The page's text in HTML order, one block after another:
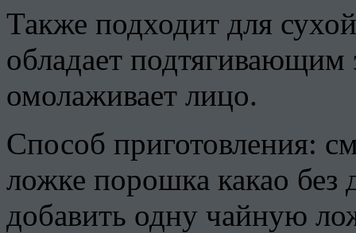
Также подходит для
обладает подтягивающим
омолаживает лицо.
Способ приготовления:
ложке порошка какао без
добавить одну чайную